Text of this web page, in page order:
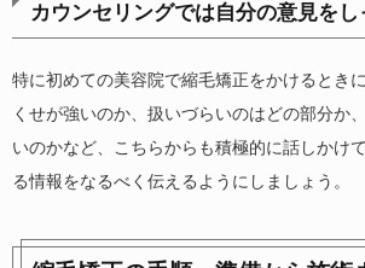
カウンセリングでは自分の意見を
特に初めての美容院で縮毛矯正をかけるとき
くせが強いのか、扱いづらいのはどの部分か
いのかなど、こちらからも積極的に話しかけ
る情報をなるべく伝えるようにしましょう。